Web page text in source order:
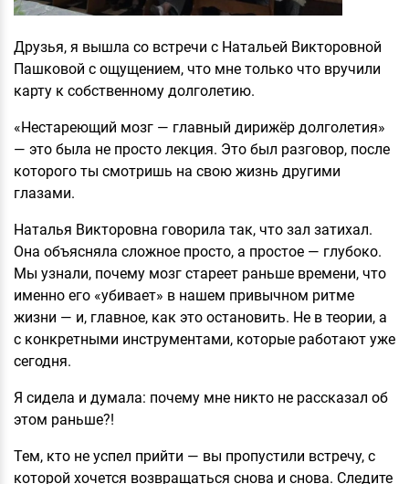
Друзья, я вышла со встречи с Натальей Викторовной
Пашковой с ощущением, что мне только что вручили
карту к собственному долголетию.
«Нестареющий мозг — главный дирижёр долголетия»
— это была не просто лекция. Это был разговор, после
которого ты смотришь на свою жизнь другими
глазами.
Наталья Викторовна говорила так, что зал затихал.
Она объясняла сложное просто, а простое — глубоко.
Мы узнали, почему мозг стареет раньше времени, что
именно его «убивает» в нашем привычном ритме
жизни — и, главное, как это остановить. Не в теории, а
с конкретными инструментами, которые работают уже
сегодня.
Я сидела и думала: почему мне никто не рассказал об
этом раньше?!
Тем, кто не успел прийти — вы пропустили встречу, с
которой хочется возвращаться снова и снова. Следите